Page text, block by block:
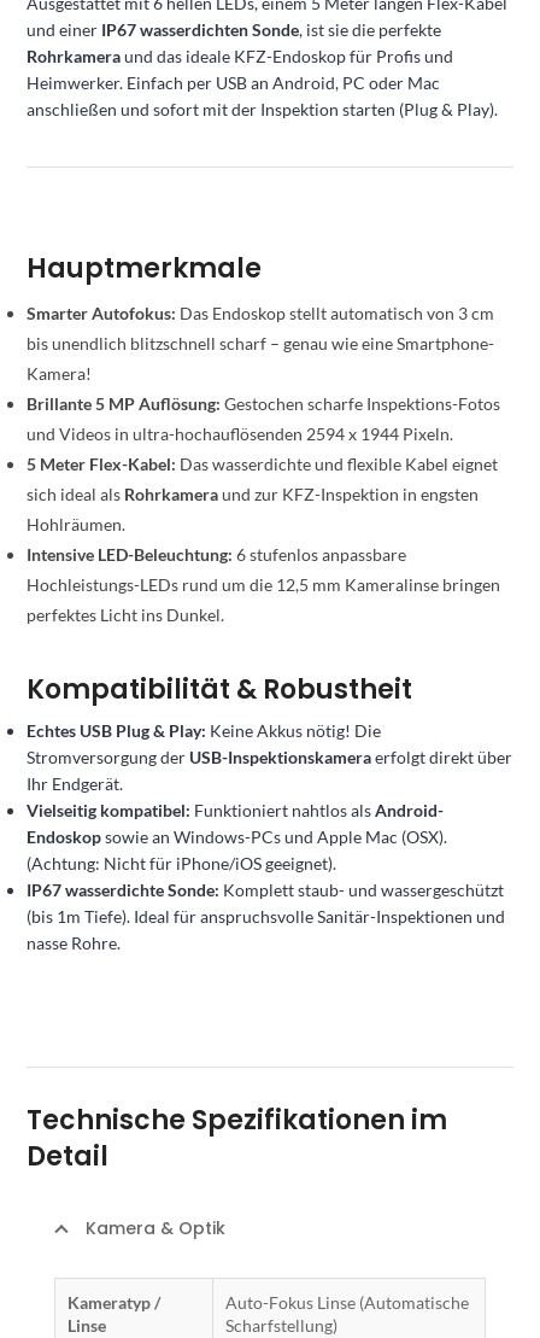
und einer IP67 wasserdichten Sonde, ist sie die perfekte
Rohrkameraund das ideale KFZ-Endoskop für Profis und
Heimwerker. Einfach per USB an Android, PC oder Mac
anschließen und sofort mit der Inspektion starten (Plug & Play).
Hauptmerkmale
Smarter Autofokus: Das Endoskop stellt automatisch von 3 cm
bis unendlich blitzschnell scharf – genau wie eine Smartphone-
Kamera!
Brillante 5 MP Auflösung: Gestochen scharfe Inspektions-Fotos
und Videos in ultra-hochauflösenden 2594 x 1944 Pixeln.
5 Meter Flex-Kabel: Das wasserdichte und flexible Kabel eignet
sich ideal als Rohrkameraund zur KFZ-Inspektion in engsten
Hohlräumen.
Intensive LED-Beleuchtung: 6 stufenlos anpassbare
Hochleistungs-LEDs rund um die 12,5 mm Kameralinse bringen
perfektes Licht ins Dunkel.
Kompatibilität & Robustheit
Echtes USB Plug & Play: Keine Akkus nötig! Die
Stromversorgung der USB-Inspektionskameraerfolgt direkt über
Ihr Endgerät.
Vielseitig kompatibel: Funktioniert nahtlos alsAndroid-
Endoskopsowie an Windows-PCs und Apple Mac (OSX).
(Achtung: Nicht für iPhone/iOS geeignet).
IP67 wasserdichte Sonde: Komplett staub- und wassergeschützt
(bis 1m Tiefe). Ideal für anspruchsvolle Sanitär-Inspektionen und
nasse Rohre.
Technische Spezifikationen im
Detail
Kamera & Optik
Kameratyp /
Linse
Auto-Fokus Linse (Automatische
Scharfstellung)